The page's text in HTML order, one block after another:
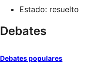
Estado: resuelto
Debates
Debates populares